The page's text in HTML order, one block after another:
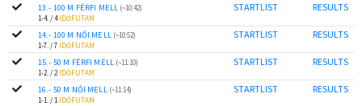
13.- 100 M FÉRFI MELL (~10:42)
1-4. / 4 IDŐFUTAM
STARTLIST RESULTS
14.- 100 M NŐI MELL (~10:52)
1-7. / 7 IDŐFUTAM
STARTLIST RESULTS
15.- 50 M FÉRFI MELL (~11:10)
1-2. / 2 IDŐFUTAM
STARTLIST RESULTS
16.- 50 M NŐI MELL (~11:14)
1-1. / 1 IDŐFUTAM
STARTLIST RESULTS